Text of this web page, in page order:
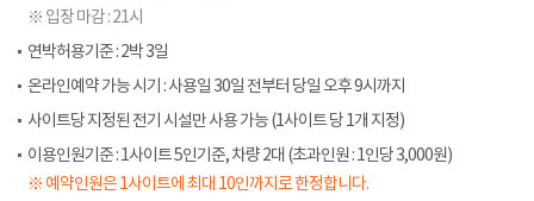
※ 입장 마감 : 21시
연박허용기준 : 2박 3일
온라인예약 가능 시기 : 사용일 30일 전부터 당일 오후 9시까지
사이트당 지정된 전기 시설만 사용 가능 (1사이트 당 1개 지정)
이용인원기준 : 1사이트 5인기준, 차량 2대 (초과인원 : 1인당 3,000원)
※ 예약인원은 1사이트에 최대 10인까지로 한정합니다.